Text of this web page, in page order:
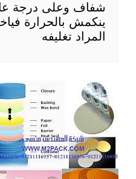
شفاف وعلى درجة
ينكمش بالحرارة
المراد تغليفه